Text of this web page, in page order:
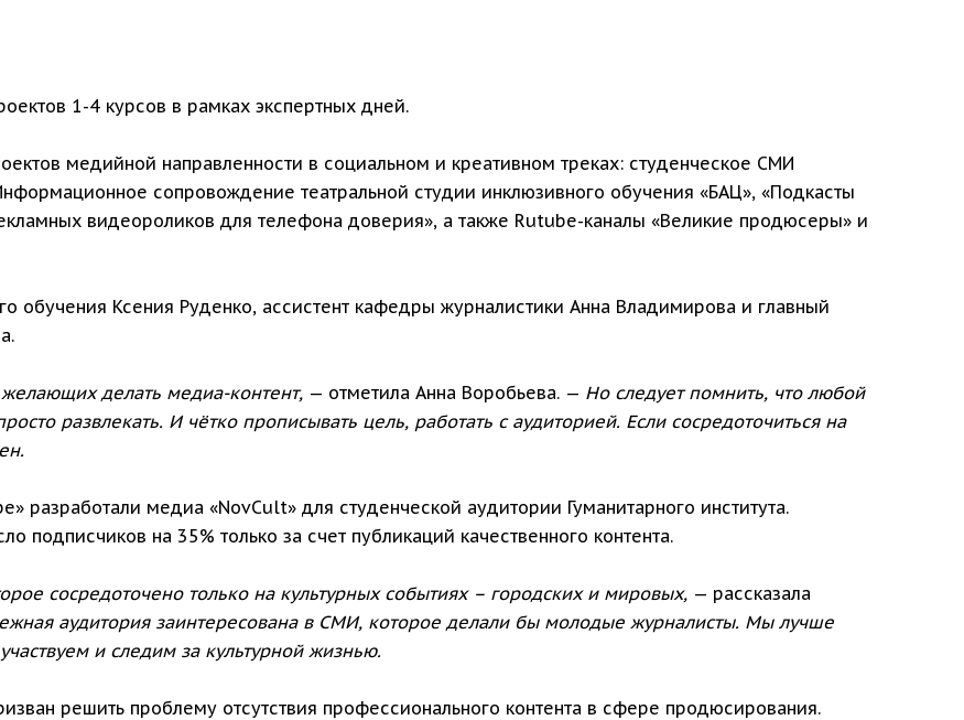
1-4 курсов в рамках экспертных дней.
медийной направленности в социальном и креативном треках: студенческое СМИ
сопровождение театральной студии инклюзивного обучения «БАЦ», «Подкасты
видеороликов для телефона доверия», а также Rutube-каналы «Великие продюсеры» и
обучения Ксения Руденко, ассистент кафедры журналистики Анна Владимирова и главный
делать медиа-контент, — отметила Анна Воробьева. — Но следует помнить, что любой
развлекать. И чётко прописывать цель, работать с аудиторией. Если сосредоточиться на
разработали медиа «NovCult» для студенческой аудитории Гуманитарного института.
подписчиков на 35% только за счет публикаций качественного контента.
сосредоточено только на культурных событиях – городских и мировых, — рассказала
аудитория заинтересована в СМИ, которое делали бы молодые журналисты. Мы лучше
и следим за культурной жизнью.
решить проблему отсутствия профессионального контента в сфере продюсирования.